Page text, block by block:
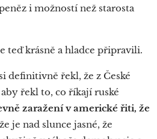
i možností než starosta
teď krásně a hladce připravili.
definitivně řekl, že z České
řekl to, co říkají ruské
zaražení v americké řiti, že
je nad slunce jasné, že